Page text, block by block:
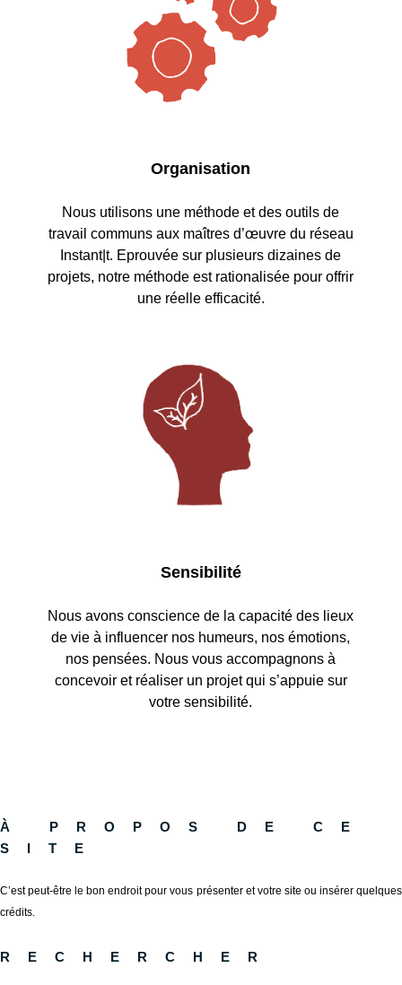
Organisation
Nous utilisons une méthode et des outils de
travail communs aux maîtres d’œuvre du réseau
Instant|t. Eprouvée sur plusieurs dizaines de
projets, notre méthode est rationalisée pour offrir
une réelle efficacité.
Sensibilité
Nous avons conscience de la capacité des lieux
de vie à influencer nos humeurs, nos émotions,
nos pensées. Nous vous accompagnons à
concevoir et réaliser un projet qui s’appuie sur
votre sensibilité.
À propos de ce
site
C’est peut-être le bon endroit pour vous présenter et votre site ou insérer quelques
crédits.
Rechercher